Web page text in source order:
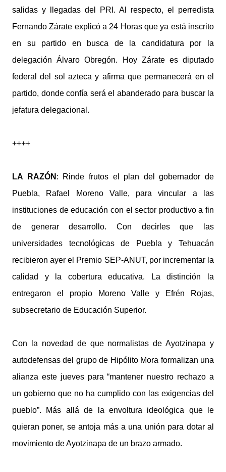
salidas y llegadas del PRI. Al respecto, el perredista
Fernando Zárate explicó a 24 Horas que ya está inscrito
en su partido en busca de la candidatura por la
delegación Álvaro Obregón. Hoy Zárate es diputado
federal del sol azteca y afirma que permanecerá en el
partido, donde confía será el abanderado para buscar la
jefatura delegacional.
++++
LA RAZÓN : Rinde frutos el plan del gobernador de
Puebla, Rafael Moreno Valle, para vincular a las
instituciones de educación con el sector productivo a fin
de generar desarrollo. Con decirles que las
universidades tecnológicas de Puebla y Tehuacán
recibieron ayer el Premio SEP-ANUT, por incrementar la
calidad y la cobertura educativa. La distinción la
entregaron el propio Moreno Valle y Efrén Rojas,
subsecretario de Educación Superior.
Con la novedad de que normalistas de Ayotzinapa y
autodefensas del grupo de Hipólito Mora formalizan una
alianza este jueves para “mantener nuestro rechazo a
un gobierno que no ha cumplido con las exigencias del
pueblo”. Más allá de la envoltura ideológica que le
quieran poner, se antoja más a una unión para dotar al
movimiento de Ayotzinapa de un brazo armado.